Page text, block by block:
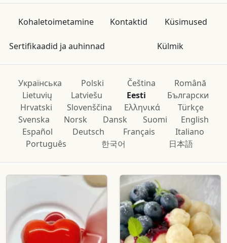
Kohaletoimetamine Kontaktid Küsimused
Sertifikaadid ja auhinnad Külmik
Українська Polski Čeština
Română
Lietuvių
Latviešu Eesti
Български
Hrvatski
Slovenščina Ελληνικά
Türkçe
Svenska
Norsk Dansk Suomi
English
Español
Deutsch Français
Italiano
Português
한국어 日本語